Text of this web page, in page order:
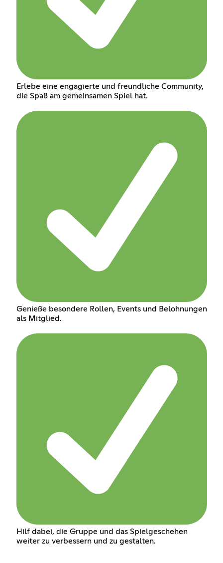
Erlebe eine engagierte und freundliche Community,
die Spaß am gemeinsamen Spiel hat.
Genieße besondere Rollen, Events und Belohnungen
als Mitglied.
Hilf dabei, die Gruppe und das Spielgeschehen
weiter zu verbessern und zu gestalten.